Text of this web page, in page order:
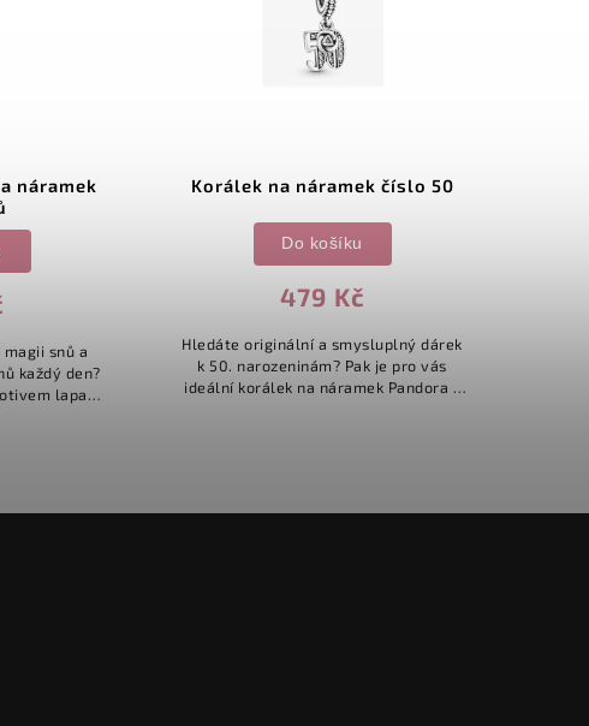
náramek
snů a
každý den?
lapače
Korálek na náramek číslo 50
479 Kč
Do košíku
Hledáte originální a smysluplný dárek
k 50. narozeninám? Pak je pro vás
ideální korálek na náramek Pandora s